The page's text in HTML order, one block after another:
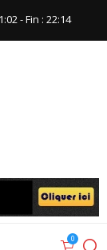
- Fin : ‪22:14‬
0